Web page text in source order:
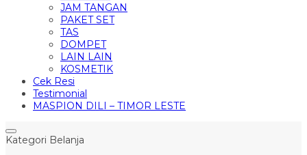
JAM TANGAN
PAKET SET
TAS
DOMPET
LAIN LAIN
KOSMETIK
Cek Resi
Testimonial
MASPION DILI – TIMOR LESTE
Kategori Belanja